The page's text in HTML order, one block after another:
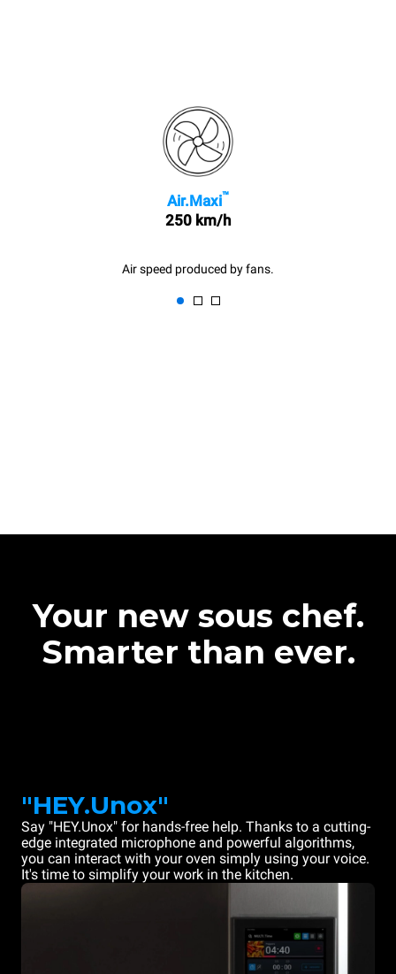
Air.Maxi™
250 km/h
Air speed produced by fans.
Your new sous chef.
Smarter than ever.
"HEY.Unox"
Say "HEY.Unox" for hands-free help. Thanks to a cutting-
edge integrated microphone and powerful algorithms,
you can interact with your oven simply using your voice.
It's time to simplify your work in the kitchen.